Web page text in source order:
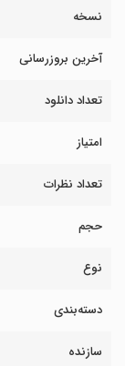
نسخه
آخرین بروزرسانی
تعداد دانلود
امتیاز
تعداد نظرات
حجم
نوع
دسته‌بندی
سازنده